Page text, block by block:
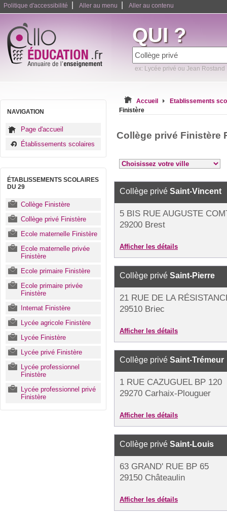
Politique d'accessibilité Aller au menu Aller au contenu
QUI ?
ex: Lycée privé ou Jean Rostand
NAVIGATION
Page d'accueil
Établissements scolaires
ÉTABLISSEMENTS SCOLAIRES
DU 29
Collège Finistère
Collège privé Finistère
Ecole maternelle Finistère
Ecole maternelle privée
Finistère
Ecole primaire Finistère
Ecole primaire privée
Finistère
Internat Finistère
Lycée agricole Finistère
Lycée Finistère
Lycée privé Finistère
Lycée professionnel
Finistère
Lycée professionnel privé
Finistère
Accueil
Etablissements
Finistère
Collège privé Finistère
Collège privé Saint-Vincent
5 BIS RUE AUGUSTE
29200 Brest
Afficher les détails
Collège privé Saint-Pierre
21 RUE DE LA
29510 Briec
Afficher les détails
Collège privé Saint-Trémeur
1 RUE CAZUGUEL BP 120
29270 Carhaix-Plouguer
Afficher les détails
Collège privé Saint-Louis
63 GRAND' RUE BP 65
29150 Châteaulin
Afficher les détails